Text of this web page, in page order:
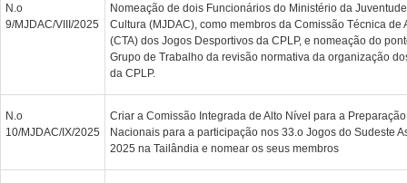
N.o
9/MJDAC/VIII/2025
Nomeação de dois Funcionários do Ministério da
Cultura (MJDAC), como membros da Comissão Técnica de
(CTA) dos Jogos Desportivos da CPLP, e nomeação do
Grupo de Trabalho da revisão normativa da organização
da CPLP.
N.o
10/MJDAC/IX/2025
Criar a Comissão Integrada de Alto Nível para a
Nacionais para a participação nos 33.o Jogos do Sudeste
2025 na Tailândia e nomear os seus membros